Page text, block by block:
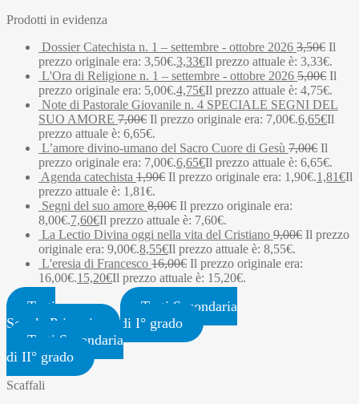
Prodotti in evidenza
Dossier Catechista n. 1 – settembre - ottobre 2026 3,50€ Il
prezzo originale era: 3,50€.3,33€Il prezzo attuale è: 3,33€.
L'Ora di Religione n. 1 – settembre - ottobre 2026 5,00€ Il
prezzo originale era: 5,00€.4,75€Il prezzo attuale è: 4,75€.
Note di Pastorale Giovanile n. 4 SPECIALE SEGNI DEL
SUO AMORE 7,00€ Il prezzo originale era: 7,00€.6,65€Il
prezzo attuale è: 6,65€.
L’amore divino-umano del Sacro Cuore di Gesù 7,00€ Il
prezzo originale era: 7,00€.6,65€Il prezzo attuale è: 6,65€.
Agenda catechista 1,90€ Il prezzo originale era: 1,90€.1,81€Il
prezzo attuale è: 1,81€.
Segni del suo amore 8,00€ Il prezzo originale era:
8,00€.7,60€Il prezzo attuale è: 7,60€.
La Lectio Divina oggi nella vita del Cristiano 9,00€ Il prezzo
originale era: 9,00€.8,55€Il prezzo attuale è: 8,55€.
L'eresia di Francesco 16,00€ Il prezzo originale era:
16,00€.15,20€Il prezzo attuale è: 15,20€.
Testi
Scuola Primaria
Testi Secondaria
di I° grado
Testi Secondaria
di II° grado
Scaffali